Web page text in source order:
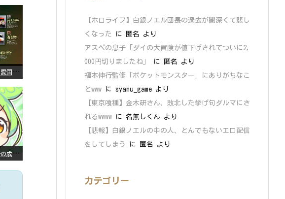
【
朗報】美樹さやか、愛国に目覚める
【
高市悲報】日本政府の成長戦略に「暗号資産」が消えるいったいなぜ…？
【ホロライブ】白銀ノエル団長の過去が闇深くて悲し
くなった
に 匿名
より
アスペの息子「ダイの大冒険が値下げされてついに2,
000円切りましたね」
に 匿名
より
福本伸行監修「ポケットモンスター」にありがちなこ
とwww に syamu_game より
【東京喰種】金木研さん、敗北した挙げ句ダルマにさ
れるwwww に 名無しくん より
【悲報】白銀ノエルの中の人、とんでもないエロ配信
をしてしまう
に 匿名 より
カテゴリー